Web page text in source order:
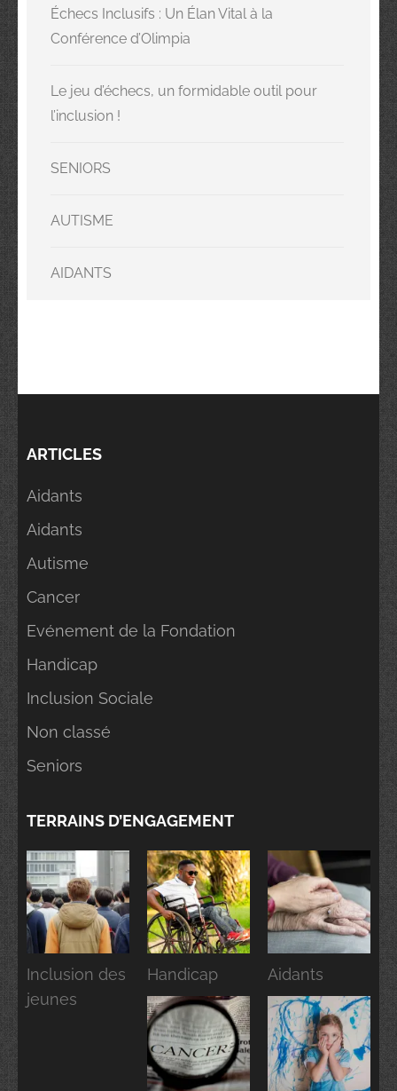
Échecs Inclusifs : Un Élan Vital à la
Conférence d’Olimpia
Le jeu d’échecs, un formidable outil pour
l’inclusion !
SENIORS
AUTISME
AIDANTS
ARTICLES
Aidants
Aidants
Autisme
Cancer
Evénement de la Fondation
Handicap
Inclusion Sociale
Non classé
Seniors
TERRAINS D’ENGAGEMENT
Inclusion des
jeunes
Handicap Aidants